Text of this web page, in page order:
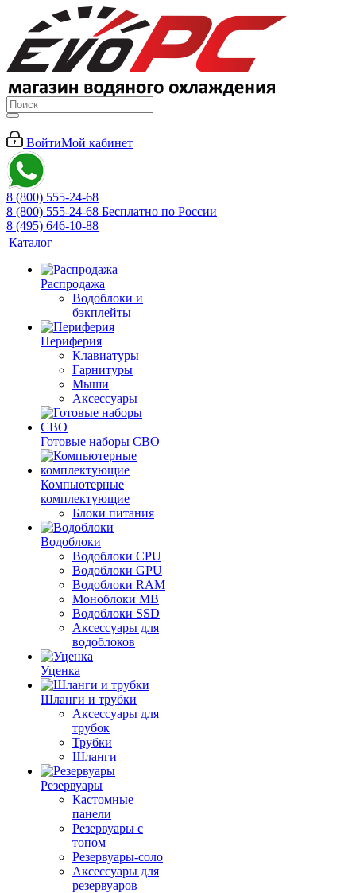
ВойтиМой кабинет
8 (800) 555-24-68
8 (800) 555-24-68 Бесплатно по России
8 (495) 646-10-88
Каталог
Распродажа
Водоблоки и
бэкплейты
Периферия
Клавиатуры
Гарнитуры
Мыши
Аксессуары
Готовые наборы СВО
Компьютерные
комплектующие
Блоки питания
Водоблоки
Водоблоки CPU
Водоблоки GPU
Водоблоки RAM
Моноблоки MB
Водоблоки SSD
Аксессуары для
водоблоков
Уценка
Шланги и трубки
Аксессуары для
трубок
Трубки
Шланги
Резервуары
Кастомные
панели
Резервуары с
топом
Резервуары-соло
Аксессуары для
резервуаров